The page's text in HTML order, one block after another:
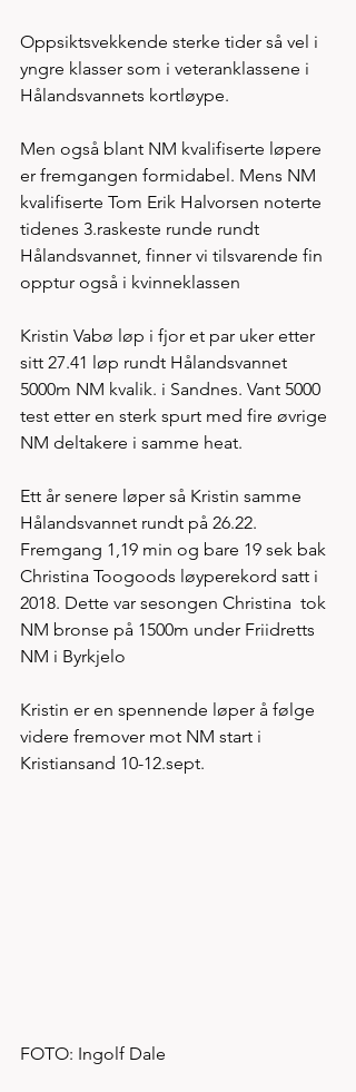
Oppsiktsvekkende sterke tider så vel i
yngre klasser som i veteranklassene i
Hålandsvannets kortløype.
Men også blant NM kvalifiserte løpere
er fremgangen formidabel. Mens NM
kvalifiserte Tom Erik Halvorsen noterte
tidenes 3.raskeste runde rundt
Hålandsvannet, finner vi tilsvarende fin
opptur også i kvinneklassen
Kristin Vabø løp i fjor et par uker etter
sitt 27.41 løp rundt Hålandsvannet
5000m NM kvalik. i Sandnes. Vant 5000
test etter en sterk spurt med fire øvrige
NM deltakere i samme heat.
Ett år senere løper så Kristin samme
Hålandsvannet rundt på 26.22.
Fremgang 1,19 min og bare 19 sek bak
Christina Toogoods løyperekord satt i
2018. Dette var sesongen Christina  tok
NM bronse på 1500m under Friidretts
NM i Byrkjelo
Kristin er en spennende løper å følge
videre fremover mot NM start i
Kristiansand 10-12.sept.
FOTO: Ingolf Dale